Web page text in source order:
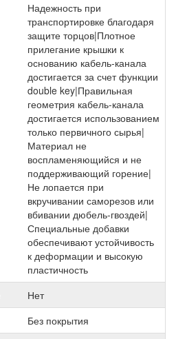
Надежность при
транспортировке благодаря
защите торцов|Плотное
прилегание крышки к
основанию кабель-канала
достигается за счет функции
double key|Правильная
геометрия кабель-канала
достигается использованием
только первичного сырья|
Материал не
воспламеняющийся и не
поддерживающий горение|
Не лопается при
вкручивании саморезов или
вбивании дюбель-гвоздей|
Специальные добавки
обеспечивают устойчивость
к деформации и высокую
пластичность
Нет
Без покрытия